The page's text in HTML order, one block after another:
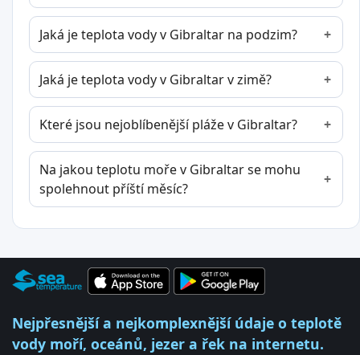
Jaká je teplota vody v Gibraltar na podzim?
Jaká je teplota vody v Gibraltar v zimě?
Které jsou nejoblíbenější pláže v Gibraltar?
Na jakou teplotu moře v Gibraltar se mohu
spolehnout příští měsíc?
Nejpřesnější a nejkomplexnější údaje o teplotě
vody moří, oceánů, jezer a řek na internetu.